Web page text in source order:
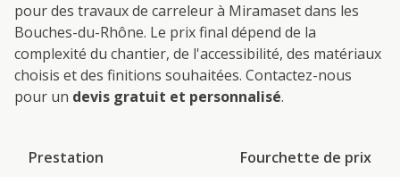
pour des travaux de carreleurà Miramaset dans les
Bouches-du-Rhône. Le prix final dépend de la
complexité du chantier, de l'accessibilité, des matériaux
choisis et des finitions souhaitées. Contactez-nous
pour un devis gratuit et personnalisé.
Prestation Fourchette de prix